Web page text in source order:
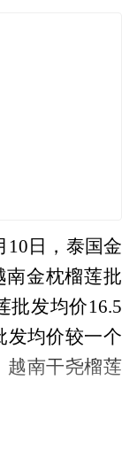
10日，泰国金
南金枕榴莲批
批发均价16.5
发均价较一个
越南干尧榴莲